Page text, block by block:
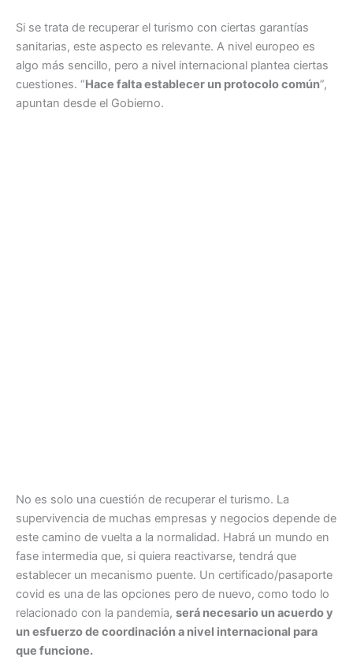
Si se trata de recuperar el turismo con ciertas garantías
sanitarias, este aspecto es relevante. A nivel europeo es
algo más sencillo, pero a nivel internacional plantea ciertas
cuestiones. “Hace falta establecer un protocolo común”,
apuntan desde el Gobierno.
No es solo una cuestión de recuperar el turismo. La
supervivencia de muchas empresas y negocios depende de
este camino de vuelta a la normalidad. Habrá un mundo en
fase intermedia que, si quiera reactivarse, tendrá que
establecer un mecanismo puente. Un certificado/pasaporte
covid es una de las opciones pero de nuevo, como todo lo
relacionado con la pandemia, será necesario un acuerdo y
un esfuerzo de coordinación a nivel internacional para
que funcione.